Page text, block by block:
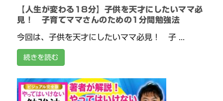
【人生が変わる18分】子供を天才にしたいママ必
見！ 子育てママさんのための1分間勉強法
今回は、子供を天才にしたいママ必見！ 子 ...
続きを読む